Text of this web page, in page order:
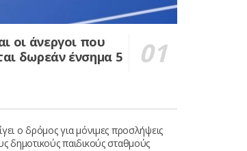
οι άνεργοι που
δωρεάν ένσημα 5
ο δρόμος για μόνιμες προσλήψεις
δημοτικούς παιδικούς σταθμούς